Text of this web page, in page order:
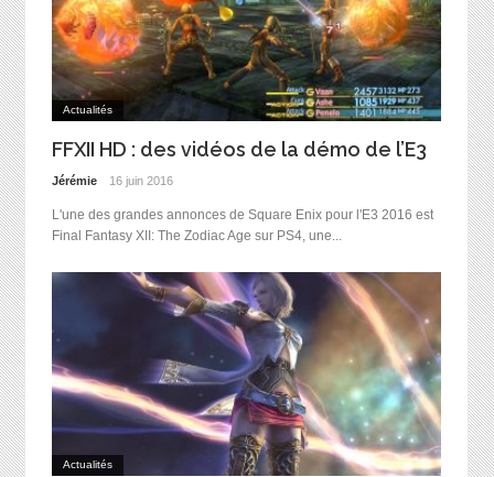
Actualités
FFXII HD : des vidéos de la démo de l’E3
Jérémie 16 juin 2016
L'une des grandes annonces de Square Enix pour l'E3 2016 est
Final Fantasy XII: The Zodiac Age sur PS4, une...
Actualités